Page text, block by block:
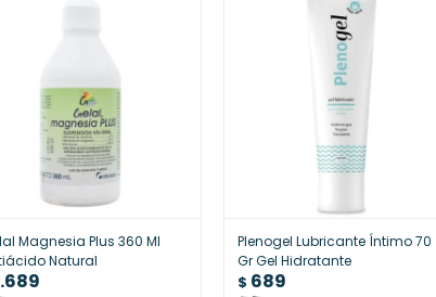
Magnesia Plus 360 Ml
Natural
Plenogel Lubricante Íntimo 70
Gr Gel Hidratante
$ 689